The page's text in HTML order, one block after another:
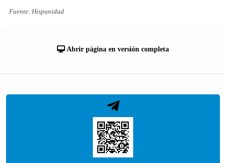
Fuente: Hispanidad
Abrir página en versión completa